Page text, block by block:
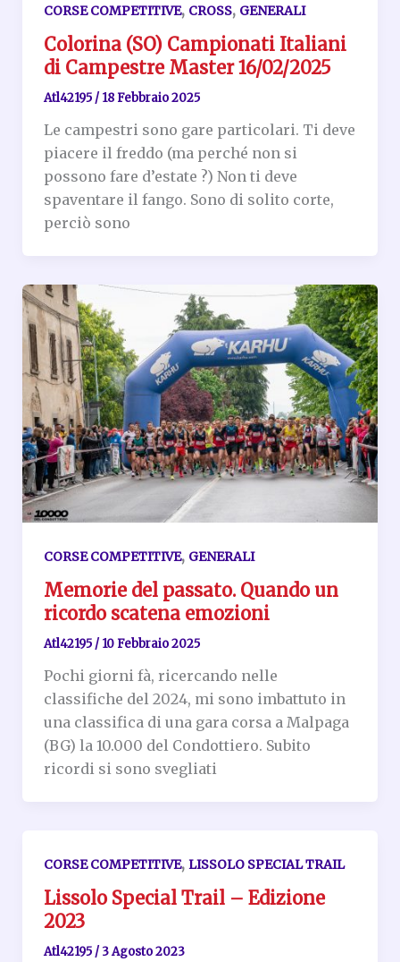
CORSE COMPETITIVE, CROSS, GENERALI
Colorina (SO) Campionati Italiani
di Campestre Master 16/02/2025
Atl42195 / 18 Febbraio 2025
Le campestri sono gare particolari. Ti deve
piacere il freddo (ma perché non si
possono fare d’estate ?) Non ti deve
spaventare il fango. Sono di solito corte,
perciò sono
CORSE COMPETITIVE, GENERALI
Memorie del passato. Quando un
ricordo scatena emozioni
Atl42195 / 10 Febbraio 2025
Pochi giorni fà, ricercando nelle
classifiche del 2024, mi sono imbattuto in
una classifica di una gara corsa a Malpaga
(BG) la 10.000 del Condottiero. Subito
ricordi si sono svegliati
CORSE COMPETITIVE, LISSOLO SPECIAL TRAIL
Lissolo Special Trail – Edizione
2023
Atl42195 / 3 Agosto 2023